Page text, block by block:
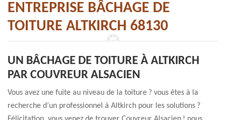
ENTREPRISE BÂCHAGE DE
TOITURE ALTKIRCH 68130
UN BÂCHAGE DE TOITURE À ALTKIRCH
PAR COUVREUR ALSACIEN
Vous avez une fuite au niveau de la toiture ? vous êtes à la
recherche d’un professionnel à Altkirch pour les solutions ?